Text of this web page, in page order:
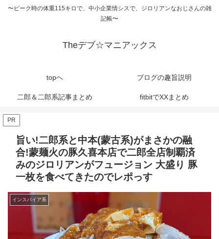
〜ピーク時の体重115キロで、中小企業情シスで、ジロリアンなおじさんの雑
記帳〜
Theデブ☆マニアックス
topへ ブログの趣旨説明
二郎＆二郎系記事まとめ fitbitでXXまとめ
PR
旨い!二郎系と中本(蒙古系)がまさかの融
合!蒙麺火の豚久喜本店で二郎全店制覇済
みのジロリアンがフュージョン 大盛り 豚
一枚を食べてきたのでレポっす
インスパイア系